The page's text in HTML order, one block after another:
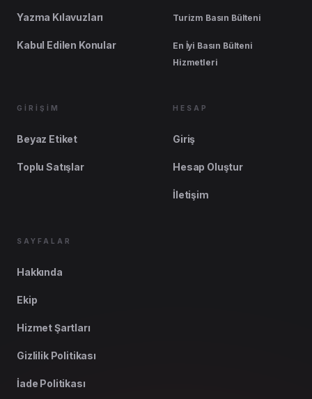
Yazma Kılavuzları
Kabul Edilen Konular
Turizm Basın Bülteni
En İyi Basın Bülteni
Hizmetleri
GİRİŞİM
Beyaz Etiket
Toplu Satışlar
HESAP
Giriş
Hesap Oluştur
İletişim
SAYFALAR
Hakkında
Ekip
Hizmet Şartları
Gizlilik Politikası
İade Politikası